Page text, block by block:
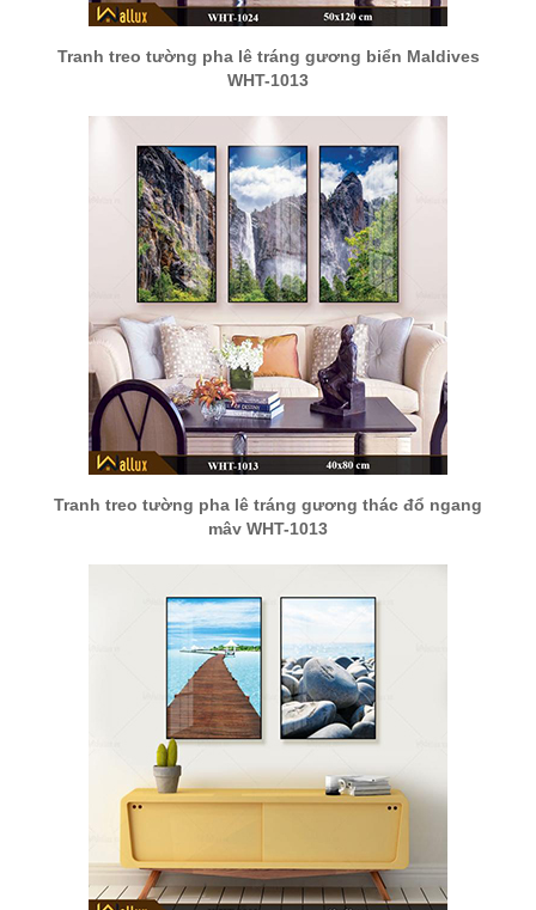
Tranh treo tường pha lê tráng gương biển Maldives
WHT-1013
Tranh treo tường pha lê tráng gương thác đổ ngang
mây WHT-1013